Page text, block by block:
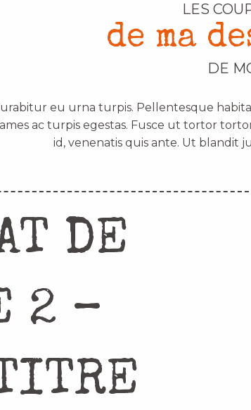
LES
de ma
DE
eu urna turpis. Pellentesque
ac turpis egestas. Fusce ut tortor
id, venenatis quis ante. Ut blandit
DE
2 –